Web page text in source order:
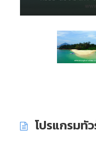
โปรแกรมทั